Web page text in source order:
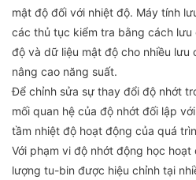
mật độ đối với nhiệt độ. Máy tính
các thủ tục kiểm tra bằng cách
độ và dữ liệu mật độ cho nhiều lưu
nâng cao năng suất.
Để chỉnh sửa sự thay đổi độ nhớt
mối quan hệ của độ nhớt đối lập
tầm nhiệt độ hoạt động của quá
Với phạm vi độ nhớt động học
lượng tu-bin được hiệu chỉnh tại